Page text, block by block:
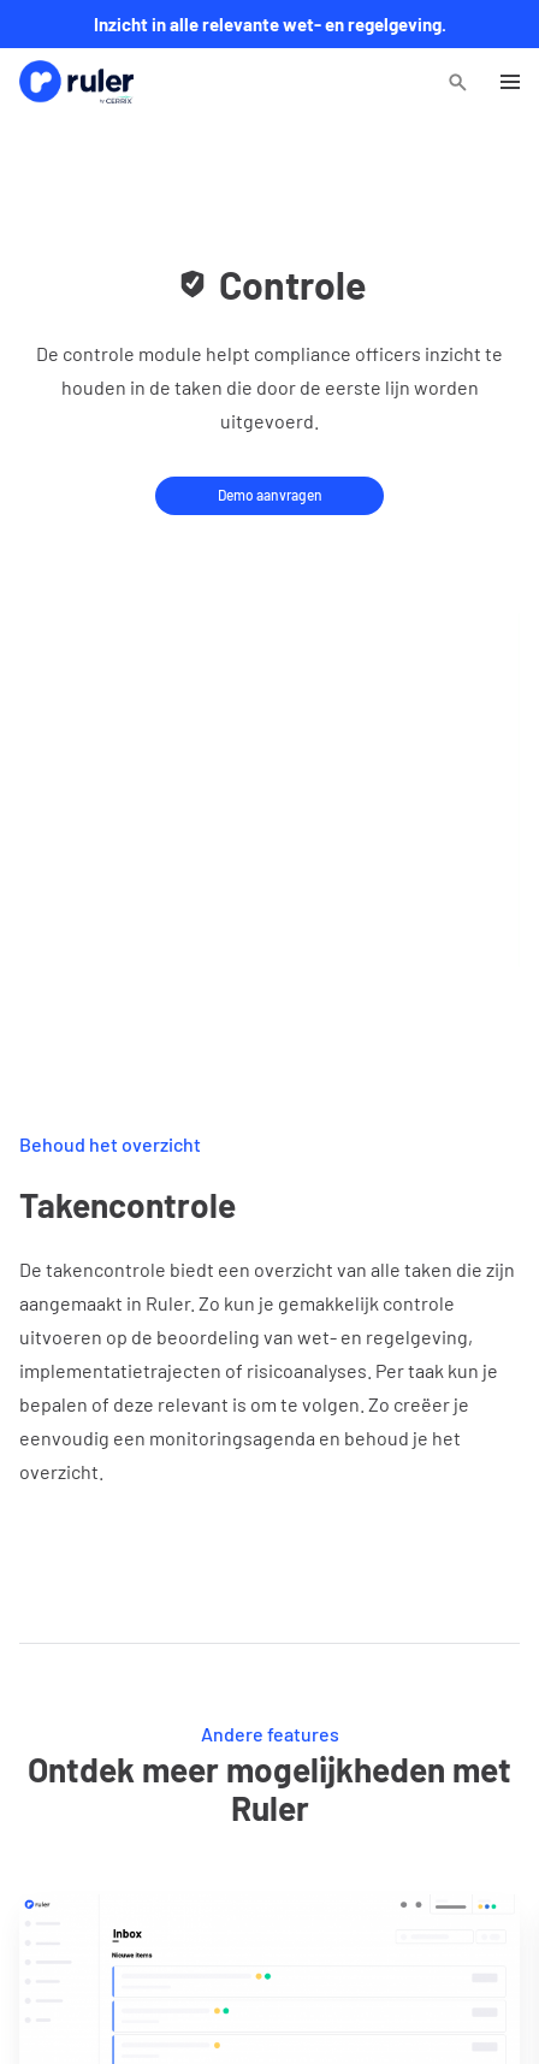
Inzicht in alle relevante wet- en regelgeving.
Controle
De controle module helpt compliance officers inzicht te
houden in de taken die door de eerste lijn worden
uitgevoerd.
Demo aanvragen
Behoud het overzicht
Takencontrole
De takencontrole biedt een overzicht van alle taken die zijn
aangemaakt in Ruler. Zo kun je gemakkelijk controle
uitvoeren op de beoordeling van wet- en regelgeving,
implementatietrajecten of risicoanalyses. Per taak kun je
bepalen of deze relevant is om te volgen. Zo creëer je
eenvoudig een monitoringsagenda en behoud je het
overzicht.
Andere features
Ontdek meer mogelijkheden met
Ruler